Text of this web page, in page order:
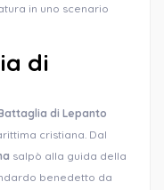
in uno scenario
di
di Lepanto
cristiana. Dal
salpò alla guida della
benedetto da